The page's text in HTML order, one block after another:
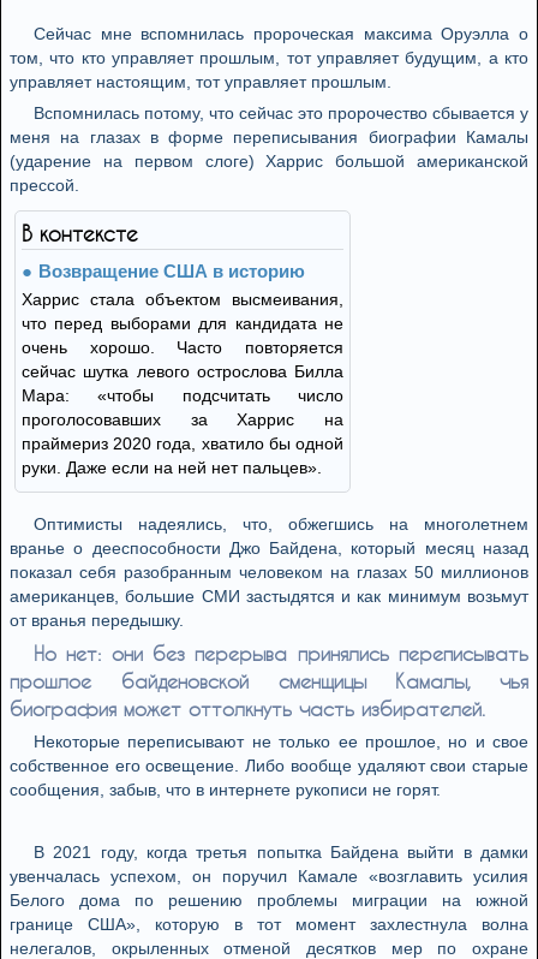
Сейчас мне вспомнилась пророческая максима Оруэлла о
том, что кто управляет прошлым, тот управляет будущим, а кто
управляет настоящим, тот управляет прошлым.
Вспомнилась потому, что сейчас это пророчество сбывается у
меня на глазах в форме переписывания биографии Камалы
(ударение на первом слоге) Харрис большой американской
прессой.
В контексте
Возвращение США в историю
Харрис стала объектом высмеивания,
что перед выборами для кандидата не
очень хорошо. Часто повторяется
сейчас шутка левого острослова Билла
Мара: «чтобы подсчитать число
проголосовавших за Харрис на
праймериз 2020 года, хватило бы одной
руки. Даже если на ней нет пальцев».
Оптимисты надеялись, что, обжегшись на многолетнем
вранье о дееспособности Джо Байдена, который месяц назад
показал себя разобранным человеком на глазах 50 миллионов
американцев, большие СМИ застыдятся и как минимум возьмут
от вранья передышку.
Но нет: они без перерыва принялись переписывать
прошлое байденовской сменщицы Камалы, чья
биография может оттолкнуть часть избирателей.
Некоторые переписывают не только ее прошлое, но и свое
собственное его освещение. Либо вообще удаляют свои старые
сообщения, забыв, что в интернете рукописи не горят.
В 2021 году, когда третья попытка Байдена выйти в дамки
увенчалась успехом, он поручил Камале «возглавить усилия
Белого дома по решению проблемы миграции на южной
границе США», которую в тот момент захлестнула волна
нелегалов, окрыленных отменой десятков мер по охране